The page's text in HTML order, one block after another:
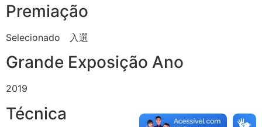
Premiação
Selecionado 入選
Grande Exposição Ano
2019
Técnica